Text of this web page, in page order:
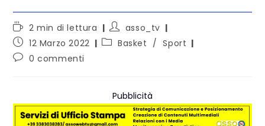
2 min di lettura
asso_tv
12 Marzo 2022
Basket / Sport
0 commenti
Pubblicità